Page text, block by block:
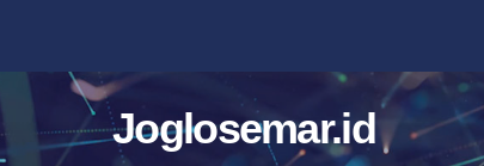
Joglosemar.id